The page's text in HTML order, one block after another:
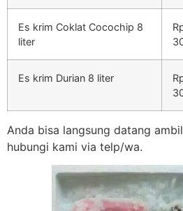
Es krim Coklat Cocochip 8
liter
Es krim Durian 8 liter
Anda bisa langsung datang
hubungi kami via telp/wa.